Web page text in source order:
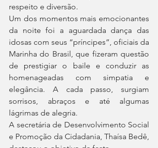
respeito e diversão.
Um dos momentos mais emocionantes
da noite foi a aguardada dança das
idosas com seus “príncipes”, oficiais da
Marinha do Brasil, que fizeram questão
de prestigiar o baile e conduzir as
homenageadas com simpatia e
elegância. A cada passo, surgiam
sorrisos, abraços e até algumas
lágrimas de alegria.
A secretária de Desenvolvimento Social
e Promoção da Cidadania, Thaísa Bedê,